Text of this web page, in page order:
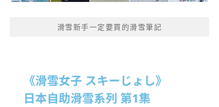
滑雪新手一定要買的滑雪筆記